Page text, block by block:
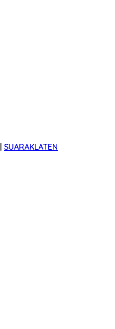
| SUARAKLATEN